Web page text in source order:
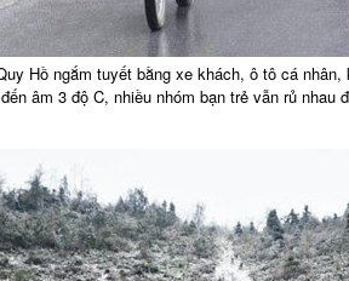
Hồ ngắm tuyết bằng xe khách, ô tô cá
âm 3 độ C, nhiều nhóm bạn trẻ vẫn rủ nhau